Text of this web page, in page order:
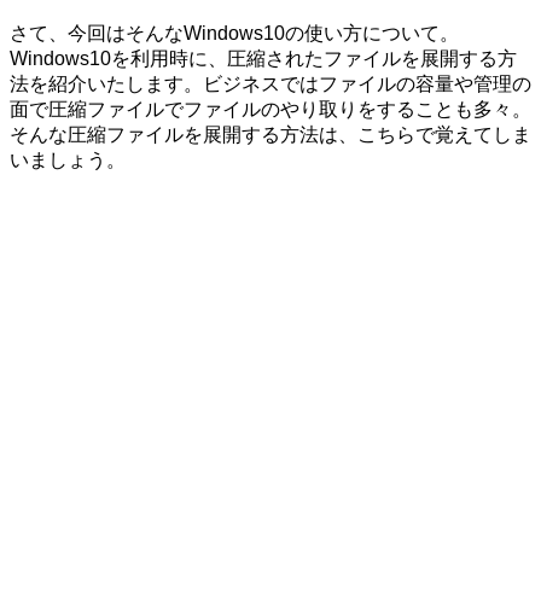
さて、今回はそんなWindows10の使い方について。
Windows10を利用時に、圧縮されたファイルを展開する方
法を紹介いたします。ビジネスではファイルの容量や管理の
面で圧縮ファイルでファイルのやり取りをすることも多々。
そんな圧縮ファイルを展開する方法は、こちらで覚えてしま
いましょう。